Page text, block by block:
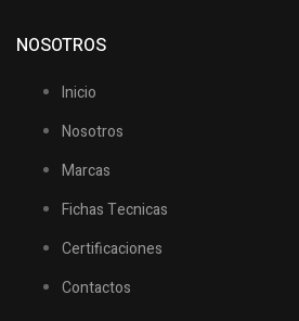
NOSOTROS
Inicio
Nosotros
Marcas
Fichas Tecnicas
Certificaciones
Contactos